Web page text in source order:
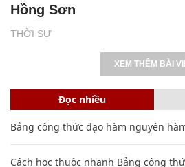
THỜI SỰ
Hồng Sơn
XEM THÊM BÀI
Đọc nhiều
Bảng công thức đạo hàm nguyên
Cách học thuộc nhanh Bảng công